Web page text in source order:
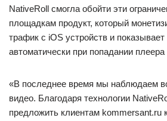
NativeRoll смогла обойти эти
площадкам продукт, который
трафик с iOS устройств и
автоматически при попадании
«В последнее время мы наблюдаем
видео. Благодаря технологии
предложить клиентам kommersant.ru